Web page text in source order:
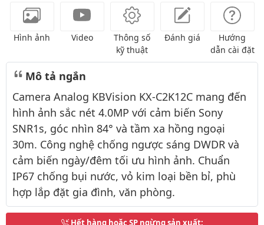
Hình ảnh Video
Thông số
kỹ thuật
Đánh giá
Hướng
dẫn cài đặt
Mô tả ngắn
Camera Analog KBVision KX-C2K12C mang đến
hình ảnh sắc nét 4.0MP với cảm biến Sony
SNR1s, góc nhìn 84° và tầm xa hồng ngoại
30m. Công nghệ chống ngược sáng DWDR và
cảm biến ngày/đêm tối ưu hình ảnh. Chuẩn
IP67 chống bụi nước, vỏ kim loại bền bỉ, phù
hợp lắp đặt gia đình, văn phòng.
Hết hàng hoặc SP ngừng sản xuất: